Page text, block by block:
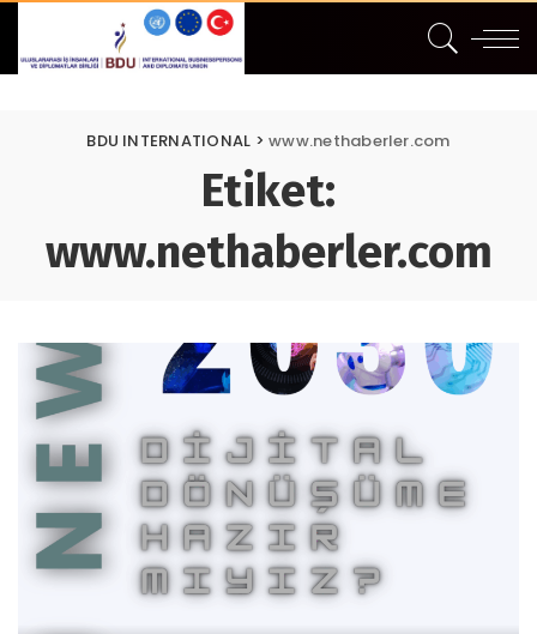
BDU INTERNATIONAL >www.nethaberler.com
Etiket:
www.nethaberler.com